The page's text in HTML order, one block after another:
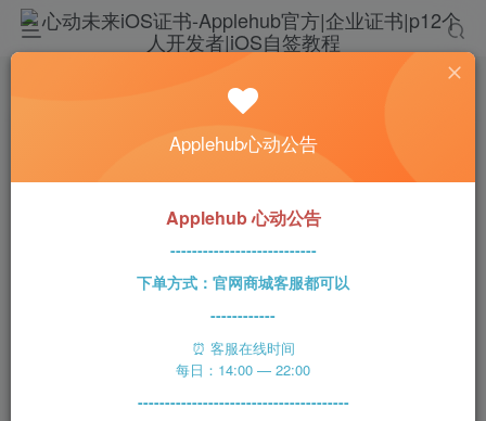
正文
ChuYq秋
【价格】¥18.00 → 免费 【类别】生活 【评分】
【应用描述】充电动画特效壁纸，应用提供了许多精美
Applehub心动公告
Applehub 心动公告
---------------------------
下单方式：官网商城客服都可以
------------
⏰ 客服在线时间
每日：14:00 — 22:00
---------------------------------------